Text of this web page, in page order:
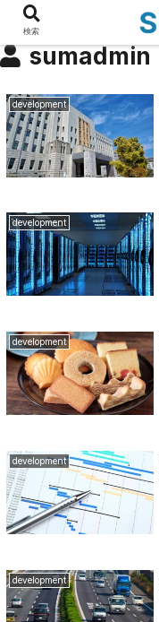
sumadmin
development
development
development
development
development
検索